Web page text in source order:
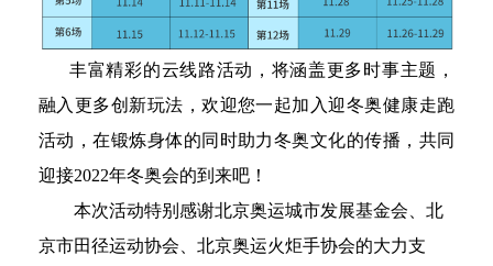
丰富精彩的云线路活动，将涵盖更多时事主题，
融入更多创新玩法，欢迎您一起加入迎冬奥健康走跑
活动，在锻炼身体的同时助力冬奥文化的传播，共同
迎接2022年冬奥会的到来吧！
本次活动特别感谢北京奥运城市发展基金会、北
京市田径运动协会、北京奥运火炬手协会的大力支